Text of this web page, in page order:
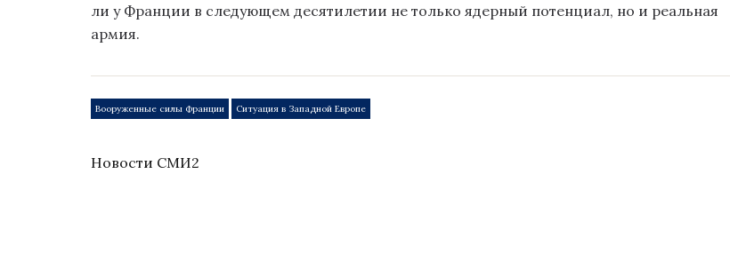
ли у Франции в следующем десятилетии не только ядерный потенциал, но и реальная
армия.
Вооруженные силы Франции Ситуация в Западной Европе
Новости СМИ2